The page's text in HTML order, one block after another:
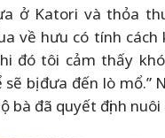
ở Katori và thỏa
về hưu có tính cách
đó tôi cảm thấy
bị đưa đến lò mổ.”
bà đã quyết định nuôi